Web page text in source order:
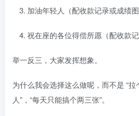
加油年轻人（配收款记录或成绩图
祝在座的各位得偿所愿（配收款记
举一反三，大家发挥想象。
为什么我会选择这么做呢，而不是 “拉
人”，“每天只能搞个两三张”。